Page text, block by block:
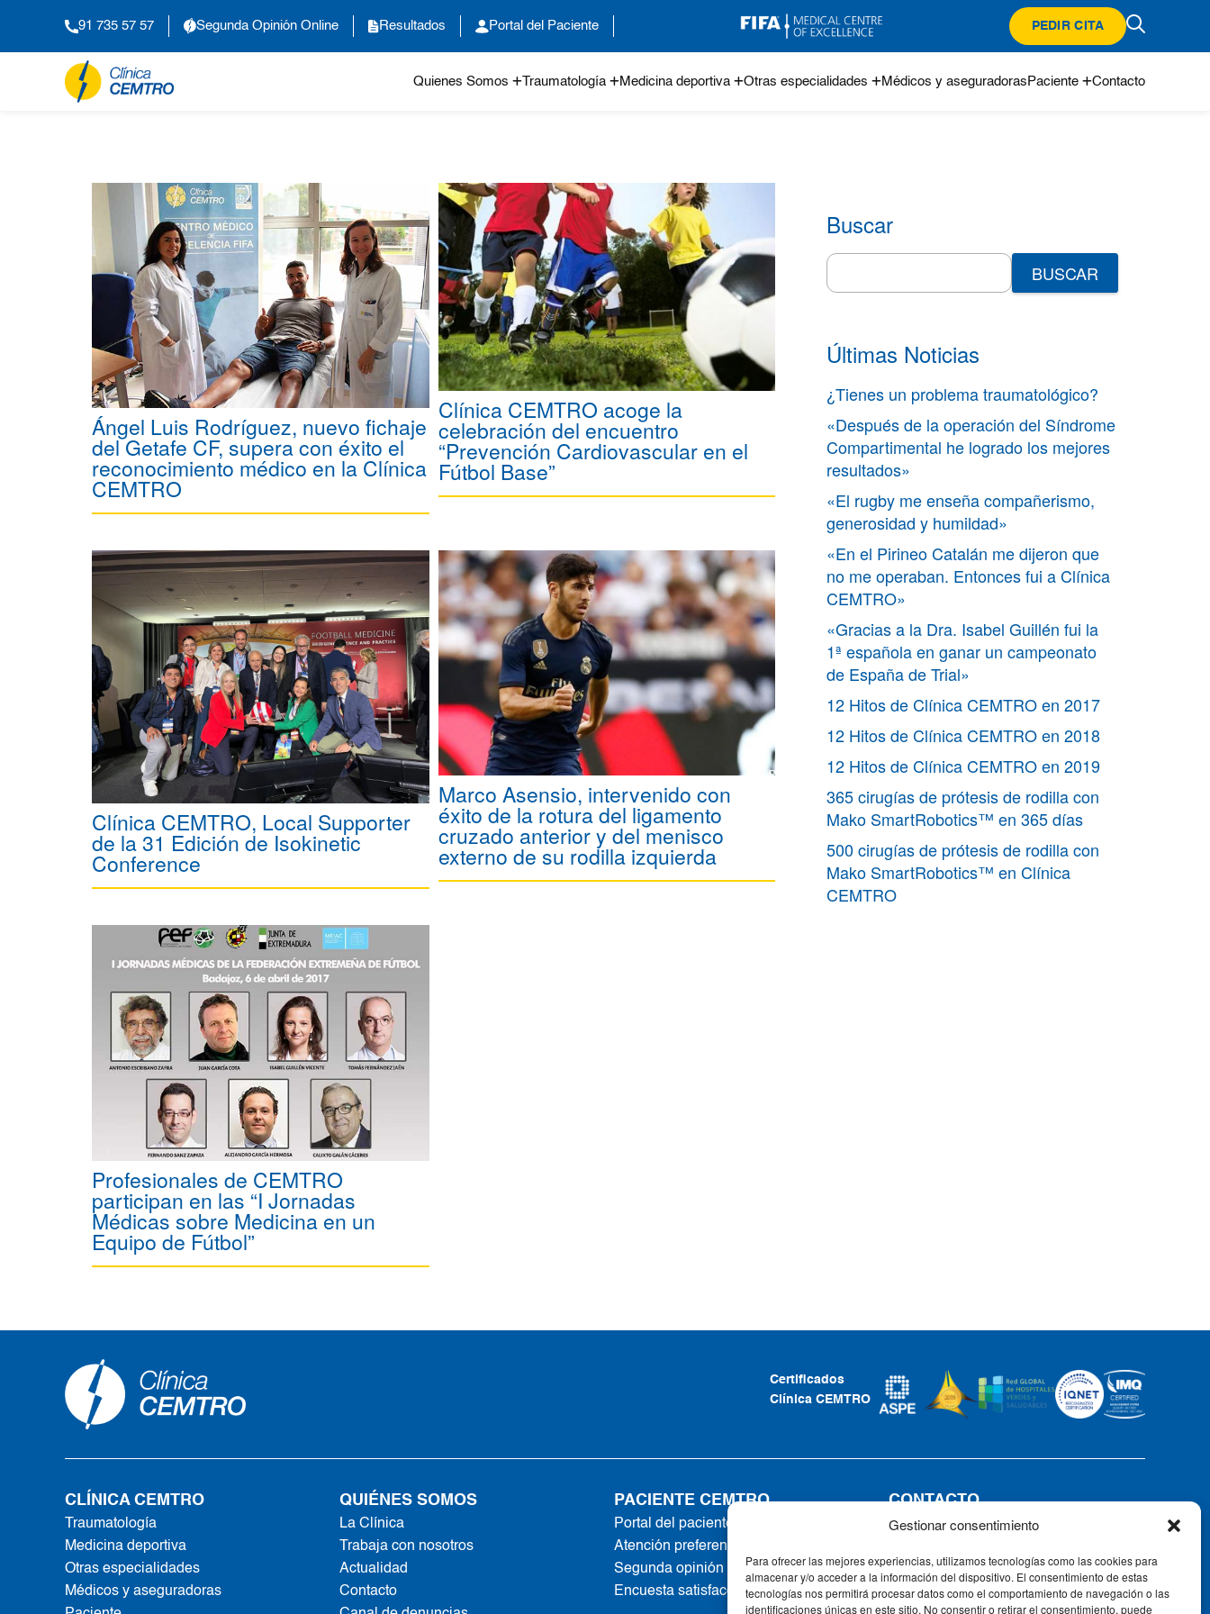
Gestionar consentimiento
Para ofrecer las mejores experiencias, utilizamos tecnologías como las cookies para
almacenar y/o acceder a la información del dispositivo. El consentimiento de estas
tecnologías nos permitirá procesar datos como el comportamiento de navegación o las
identificaciones únicas en este sitio. No consentir o retirar el consentimiento, puede
91 735 57 57 Segunda Opinión Online Resultados Portal del Paciente PEDIR CITA
Quienes Somos Traumatología Medicina deportiva Otras especialidades Médicos y aseguradoras Paciente Contacto
Ángel Luis Rodríguez, nuevo fichaje
del Getafe CF, supera con éxito el
reconocimiento médico en la Clínica
CEMTRO
Clínica CEMTRO acoge la
celebración del encuentro
“Prevención Cardiovascular en el
Fútbol Base”
Clínica CEMTRO, Local Supporter
de la 31 Edición de Isokinetic
Conference
Marco Asensio, intervenido con
éxito de la rotura del ligamento
cruzado anterior y del menisco
externo de su rodilla izquierda
Profesionales de CEMTRO
participan en las “I Jornadas
Médicas sobre Medicina en un
Equipo de Fútbol”
Buscar
Search
for:
Últimas Noticias
¿Tienes un problema traumatológico?
«Después de la operación del Síndrome
Compartimental he logrado los mejores
resultados»
«El rugby me enseña compañerismo,
generosidad y humildad»
«En el Pirineo Catalán me dijeron que
no me operaban. Entonces fui a Clínica
CEMTRO»
«Gracias a la Dra. Isabel Guillén fui la
1ª española en ganar un campeonato
de España de Trial»
12 Hitos de Clínica CEMTRO en 2017
12 Hitos de Clínica CEMTRO en 2018
12 Hitos de Clínica CEMTRO en 2019
365 cirugías de prótesis de rodilla con
Mako SmartRobotics™ en 365 días
500 cirugías de prótesis de rodilla con
Mako SmartRobotics™ en Clínica
CEMTRO
Certificados
Clínica CEMTRO
CLÍNICA CEMTRO
Traumatología
Medicina deportiva
Otras especialidades
Médicos y aseguradoras
QUIÉNES SOMOS
La Clínica
Trabaja con nosotros
Actualidad
Contacto
PACIENTE CEMTRO
Portal del paciente
Atención preferente
Segunda opinión online
Encuesta satisfacción
CONTACTO
Tel: +34 91 735 57 57 | Fax: 91 735
Av. Ventisquero de la Condesa, 42,
28035, Madrid, España